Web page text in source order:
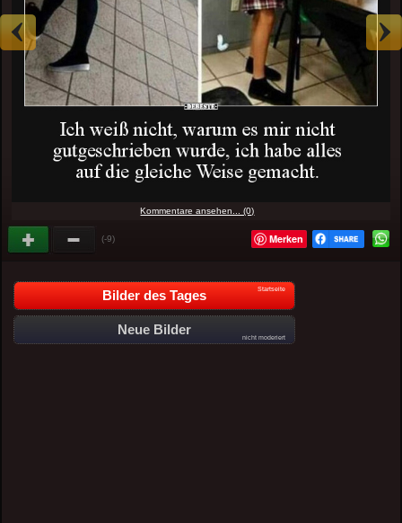
Kommentare ansehen... (0)
(-9) Merken
Bilder des Tages Startseite
Neue Bilder
nicht moderiert